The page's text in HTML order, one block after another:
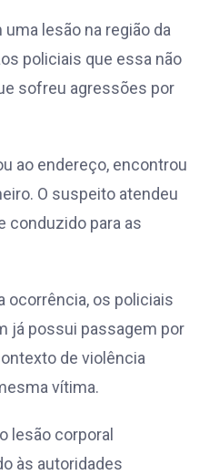
lesão na região da
policiais que essa não
sofreu agressões por
ao endereço, encontrou
O suspeito atendeu
conduzido para as
ocorrência, os policiais
já possui passagem por
de violência
vítima.
lesão corporal
às autoridades